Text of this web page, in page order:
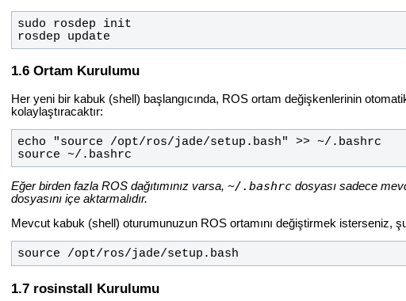
rosdep update
Ortam Kurulumu
Her yeni bir kabuk (shell) başlangıcında, ROS ortam değişkenlerinin
kolaylaştıracaktır:
source ~/.bashrc
Eğer birden fazla ROS dağıtımınız varsa, ~/.bashrc dosyası sadece
dosyasını içe aktarmalıdır.
Mevcut kabuk (shell) oturumunuzun ROS ortamını değiştirmek isterseniz,
source /opt/ros/jade/setup.bash
rosinstall Kurulumu